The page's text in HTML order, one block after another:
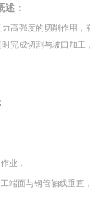
：
高强度的切削作用
完成切割与坡口加
业，
端面与钢管轴线垂直，